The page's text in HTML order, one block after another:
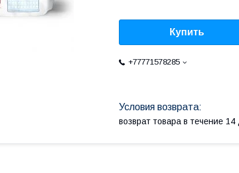
Купить
+77771578285
возврат товара в течение 14